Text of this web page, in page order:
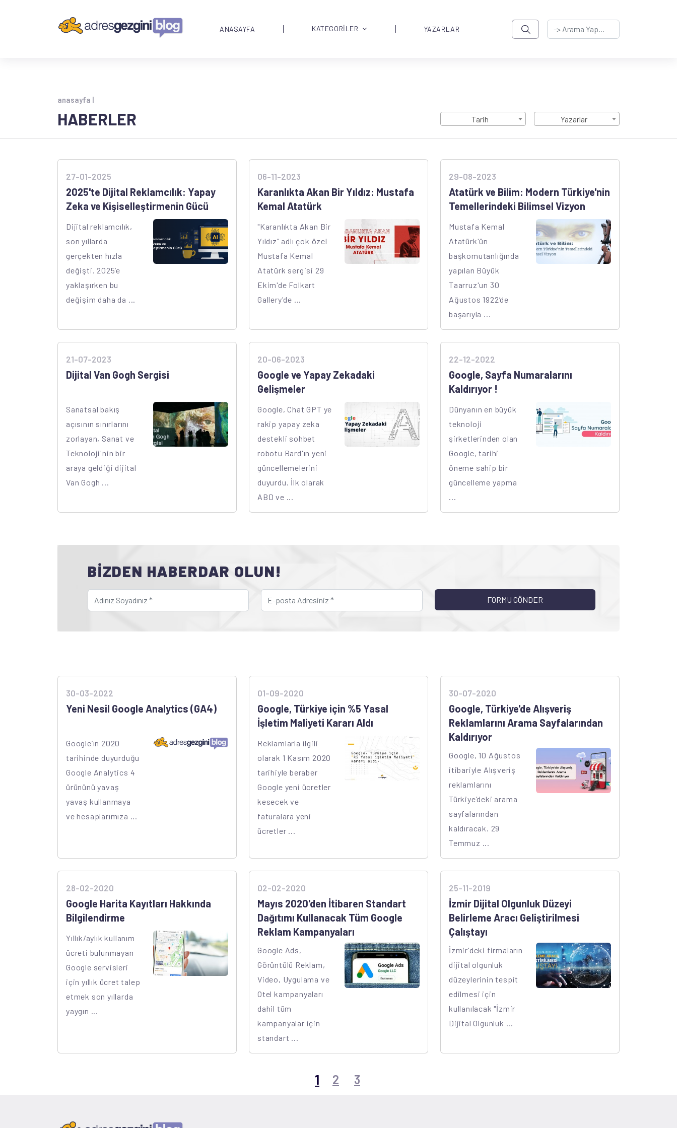
ANASAYFA KATEGORİLER YAZARLAR
anasayfa |
HABERLER Tarih Yazarlar
27-01-2025
2025'te Dijital Reklamcılık: Yapay
Zeka ve Kişiselleştirmenin Gücü
Dijital reklamcılık,
son yıllarda
gerçekten hızla
değişti. 2025’e
yaklaşırken bu
değişim daha da ...
06-11-2023
Karanlıkta Akan Bir Yıldız: Mustafa
Kemal Atatürk
"Karanlıkta Akan Bir
Yıldız" adlı çok özel
Mustafa Kemal
Atatürk sergisi 29
Ekim'de Folkart
Gallery'de ...
29-08-2023
Atatürk ve Bilim: Modern Türkiye'nin
Temellerindeki Bilimsel Vizyon
Mustafa Kemal
Atatürk'ün
başkomutanlığında
yapılan Büyük
Taarruz'un 30
Ağustos 1922’de
başarıyla ...
21-07-2023
Dijital Van Gogh Sergisi
Sanatsal bakış
açısının sınırlarını
zorlayan, Sanat ve
Teknoloji'nin bir
araya geldiği dijital
Van Gogh ...
20-06-2023
Google ve Yapay Zekadaki
Gelişmeler
Google, Chat GPT ye
rakip yapay zeka
destekli sohbet
robotu Bard'ın yeni
güncellemelerini
duyurdu. İlk olarak
ABD ve ...
22-12-2022
Google, Sayfa Numaralarını
Kaldırıyor !
Dünyanın en büyük
teknoloji
şirketlerinden olan
Google, tarihi
öneme sahip bir
güncelleme yapma
...
BİZDEN HABERDAR OLUN!
30-03-2022
Yeni Nesil Google Analytics (GA4)
Google’ın 2020
tarihinde duyurduğu
Google Analytics 4
ürününü yavaş
yavaş kullanmaya
ve hesaplarımıza ...
01-09-2020
Google, Türkiye için %5 Yasal
İşletim Maliyeti Kararı Aldı
Reklamlarla ilgili
olarak 1 Kasım 2020
tarihiyle beraber
Google yeni ücretler
kesecek ve
faturalara yeni
ücretler ...
30-07-2020
Google, Türkiye'de Alışveriş
Reklamlarını Arama Sayfalarından
Kaldırıyor
Google, 10 Ağustos
itibariyle Alışveriş
reklamlarını
Türkiye’deki arama
sayfalarından
kaldıracak. 29
Temmuz ...
28-02-2020
Google Harita Kayıtları Hakkında
Bilgilendirme
Yıllık/aylık kullanım
ücreti bulunmayan
Google servisleri
için yıllık ücret talep
etmek son yıllarda
yaygın ...
02-02-2020
Mayıs 2020'den İtibaren Standart
Dağıtımı Kullanacak Tüm Google
Reklam Kampanyaları
Google Ads,
Görüntülü Reklam,
Video, Uygulama ve
Otel kampanyaları
dahil tüm
kampanyalar için
standart ...
25-11-2019
İzmir Dijital Olgunluk Düzeyi
Belirleme Aracı Geliştirilmesi
Çalıştayı
İzmir'deki firmaların
dijital olgunluk
düzeylerinin tespit
edilmesi için
kullanılacak "İzmir
Dijital Olgunluk ...
1 2 3